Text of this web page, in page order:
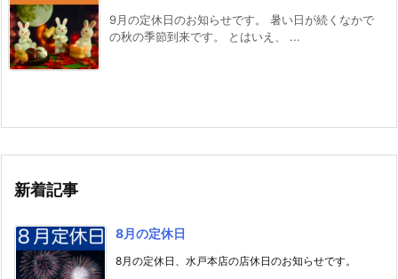
9月の定休日のお知らせです。 暑い日が続くなかで
の秋の季節到来です。 とはいえ、 ...
新着記事
8月の定休日
8月の定休日、水戸本店の店休日のお知らせです。